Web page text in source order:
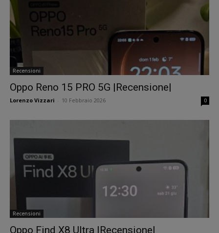
Recensioni
Oppo Reno 15 PRO 5G |Recensione|
Lorenzo Vizzari 10 Febbraio 2026 0
Recensioni
Oppo Find X8 Ultra |Recensione|